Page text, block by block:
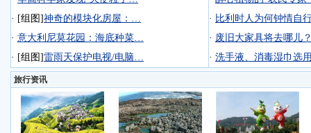
· [组图]神奇的模块化房屋：…
· 意大利尼莫花园：海底种菜…
· [组图]雷雨天保护电视/电脑…
· 比利时人为何钟情自
· 废旧大家具将去哪儿
· 洗手液、消毒湿巾选
旅行资讯